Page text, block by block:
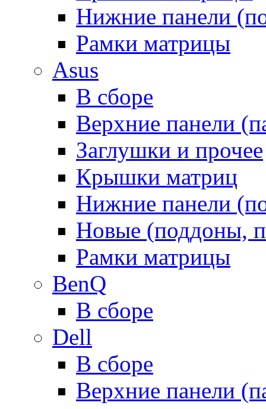
Нижние панели
Рамки матрицы
Asus
В сборе
Верхние панели
Заглушки и прочее
Крышки матриц
Нижние панели
Новые (поддоны,
Рамки матрицы
BenQ
В сборе
Dell
В сборе
Верхние панели